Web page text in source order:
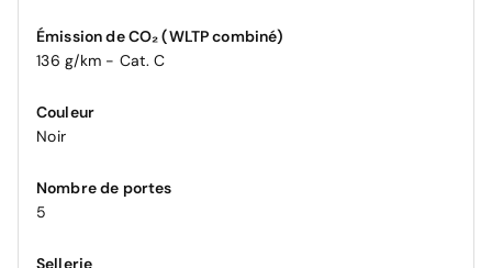
Émission de CO₂ (WLTP combiné)
136 g/km - Cat. C
Couleur
Noir
Nombre de portes
5
Sellerie